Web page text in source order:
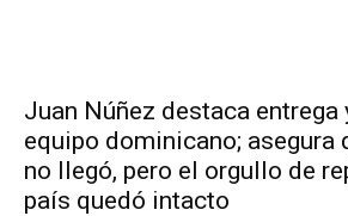
Juan Núñez destaca
equipo dominicano; asegura
no llegó, pero el orgullo de
país quedó intacto